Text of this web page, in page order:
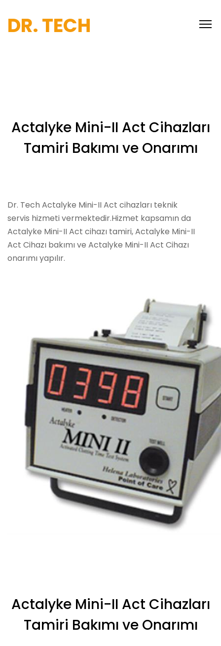
DR. TECH
Actalyke Mini-II Act Cihazları
Tamiri Bakımı ve Onarımı
Dr. Tech Actalyke Mini-II Act cihazları teknik
servis hizmeti vermektedir.Hizmet kapsamın da
Actalyke Mini-II Act cihazı tamiri, Actalyke Mini-II
Act Cihazı bakımı ve Actalyke Mini-II Act Cihazı
onarımı yapılır.
Actalyke Mini-II Act Cihazları
Tamiri Bakımı ve Onarımı